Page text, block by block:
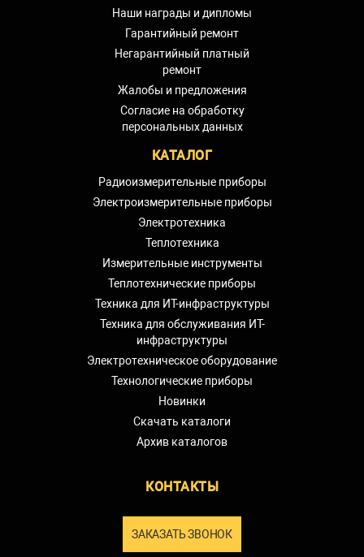
Наши награды и дипломы
Гарантийный ремонт
Негарантийный платный
ремонт
Жалобы и предложения
Согласие на обработку
персональных данных
КАТАЛОГ
Радиоизмерительные приборы
Электроизмерительные приборы
Электротехника
Теплотехника
Измерительные инструменты
Теплотехнические приборы
Техника для ИТ-инфраструктуры
Техника для обслуживания ИТ-
инфраструктуры
Электротехническое оборудование
Технологические приборы
Новинки
Скачать каталоги
Архив каталогов
КОНТАКТЫ
ЗАКАЗАТЬ ЗВОНОК